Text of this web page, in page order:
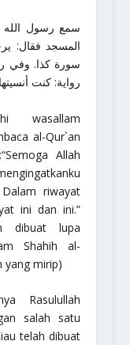
سمع رسول الله
المسجد فقال:
سورة كذا. وفي
رواية: كنت أنسيتها
wasallam
al-Qur`an
“Semoga Allah
Dalam riwayat
ini dan ini.”
dibuat lupa
Shahih al-
yang mirip)
Rasulullah
salah satu
telah dibuat